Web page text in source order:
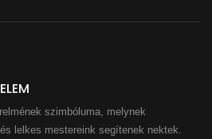
szimbóluma, melynek
lelkes mestereink segítenek nektek.